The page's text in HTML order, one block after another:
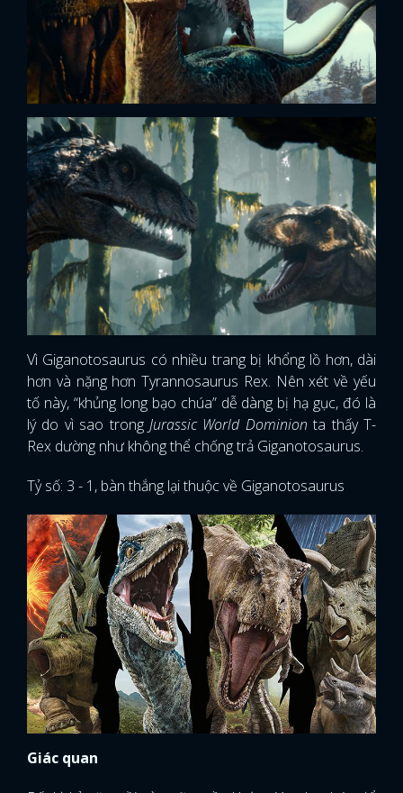
Vì Giganotosaurus có nhiều trang bị khổng lồ hơn, dài
hơn và nặng hơn Tyrannosaurus Rex. Nên xét về yếu
tố này, “khủng long bạo chúa” dễ dàng bị hạ gục, đó là
lý do vì sao trong Jurassic World Dominionta thấy T-
Rex dường như không thể chống trả Giganotosaurus.
Tỷ số: 3 - 1, bàn thắng lại thuộc về Giganotosaurus
Giác quan